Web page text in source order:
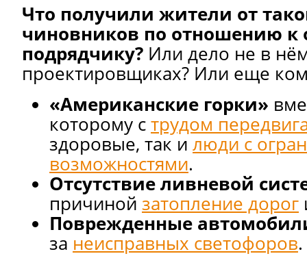
Что получили жители от
чиновников по отношению к
подрядчику? Или дело не в
проектировщиках? Или еще
«Американские горки»
которому струдом
здоровые, так и люди с
возможностями.
Отсутствие ливневой
причиной затопление дорог
Поврежденные
за неисправных светофоров.